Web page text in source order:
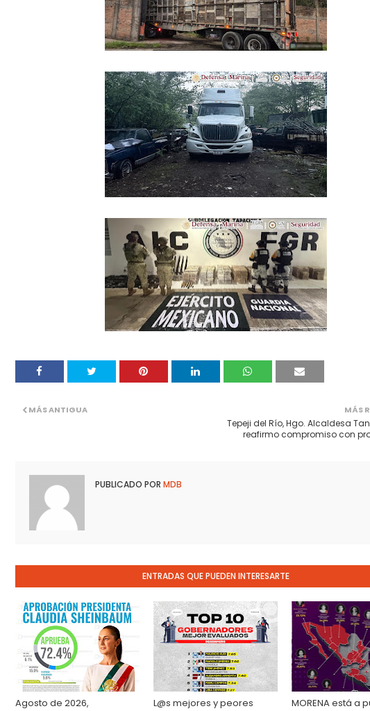
MÁS
Tepeji del Río, Hgo. Alcaldesa
reafirmo compromiso con
MÁS ANTIGUA
PUBLICADO POR MDB
ENTRADAS QUE PUEDEN INTERESARTE
Agosto de 2026,
L@s mejores y peores
MORENA está a